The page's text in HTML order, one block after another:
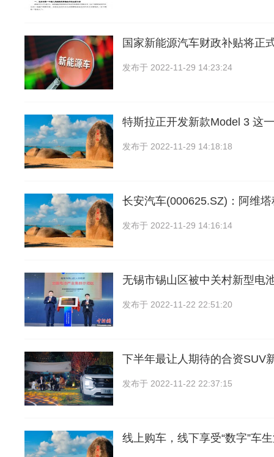
国家新能源汽车财政补贴将正
发布于 2022-11-29 14:23:24
特斯拉正开发新款Model 3 这
发布于 2022-11-29 14:18:18
长安汽车(000625.SZ)：阿维
发布于 2022-11-29 14:16:14
无锡市锡山区被中关村新型电
发布于 2022-11-22 22:51:20
下半年最让人期待的合资
发布于 2022-11-22 22:37:15
线上购车，线下享受“数字”车